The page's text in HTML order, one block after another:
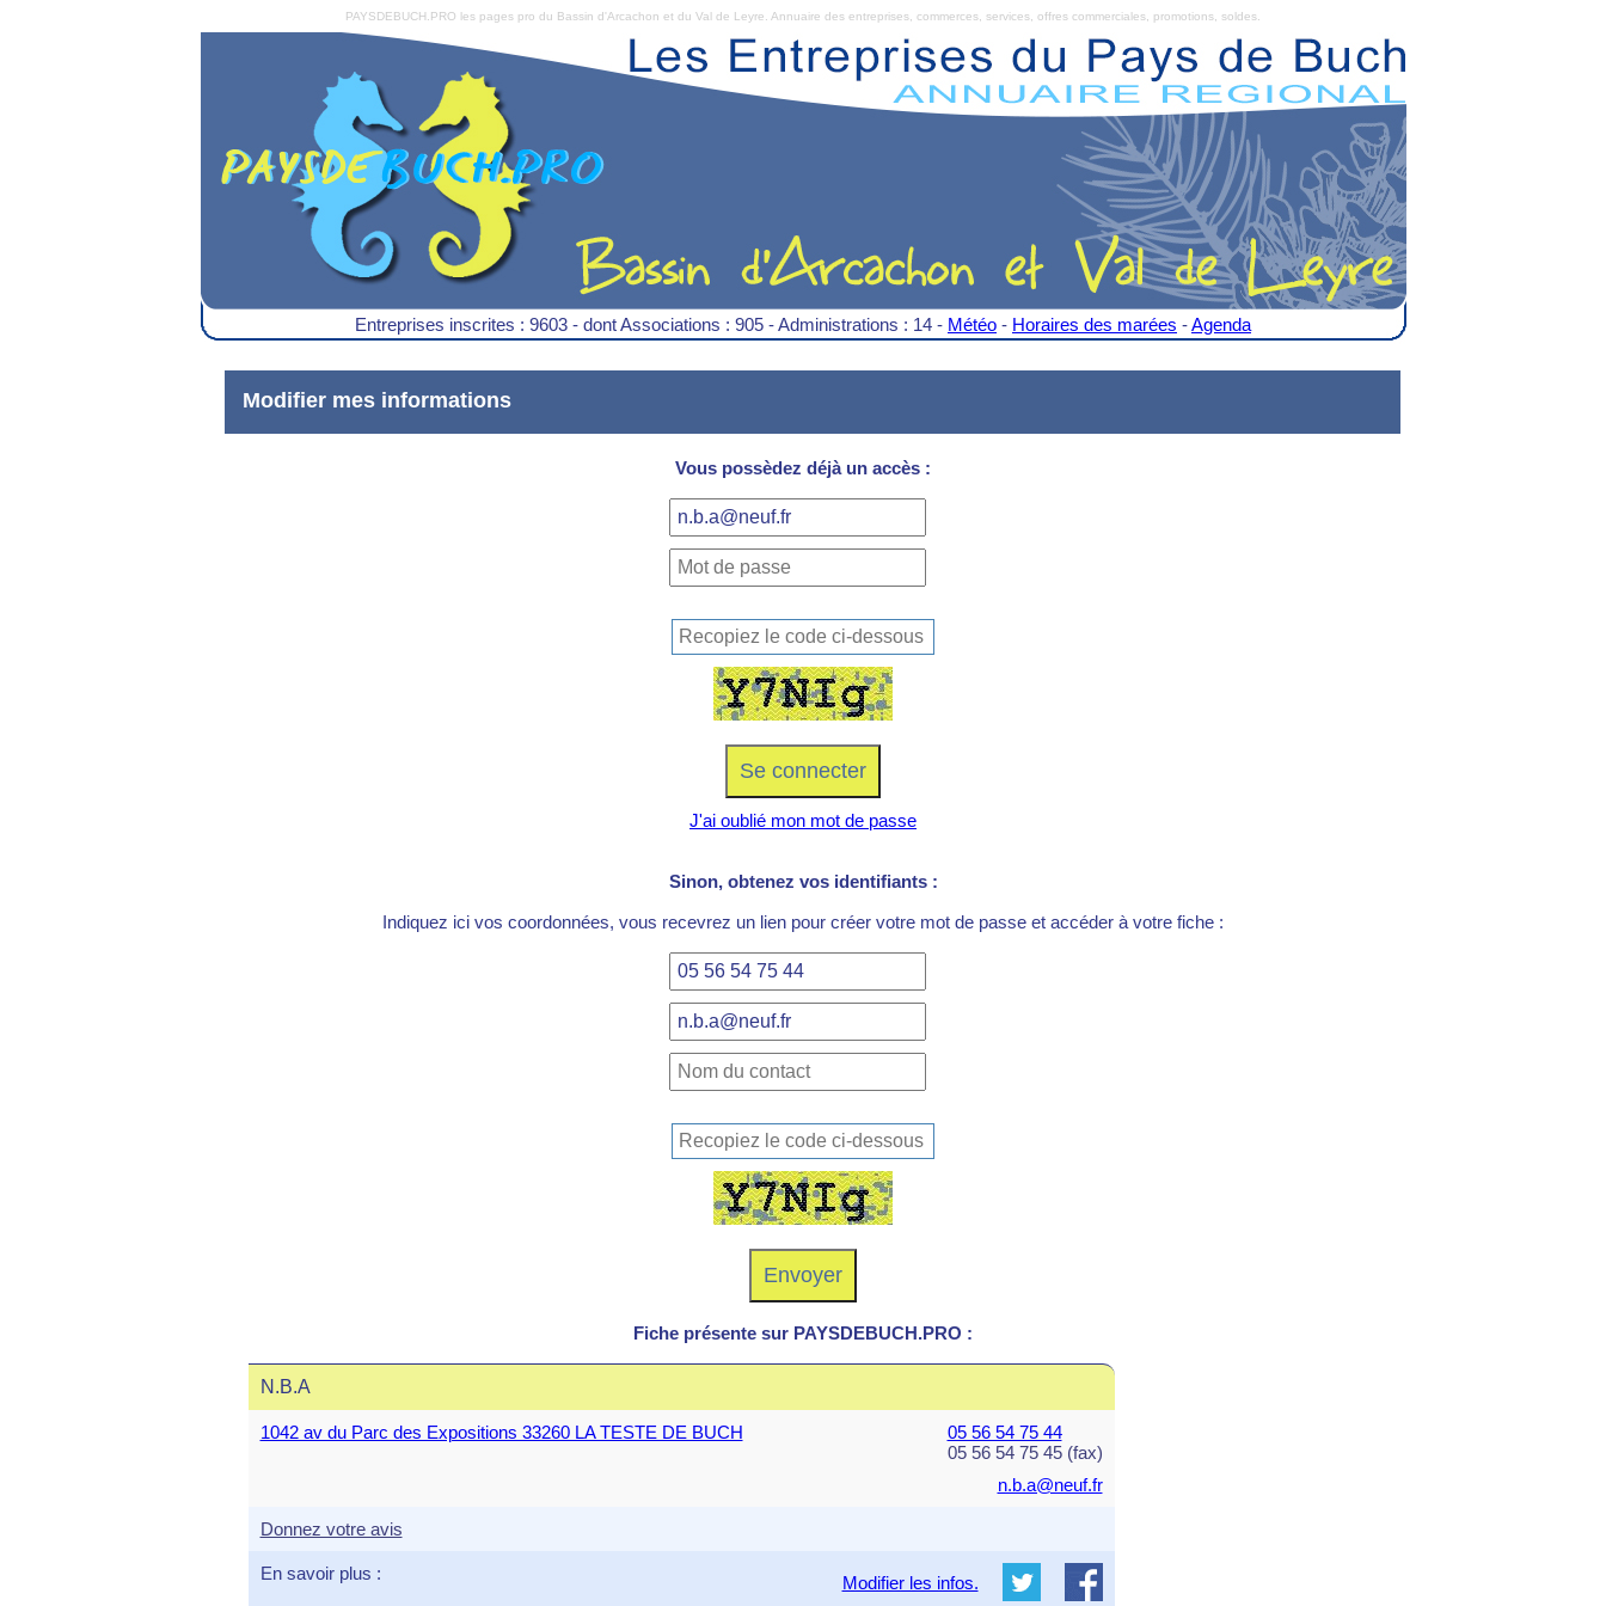
PAYSDEBUCH.PRO les pages pro du Bassin d'Arcachon et du Val de Leyre. Annuaire des entreprises, commerces, services, offres commerciales, promotions, soldes.
Entreprises inscrites : 9603 - dont Associations : 905 - Administrations : 14 - Météo - Horaires des marées -Agenda
Modifier mes informations
Vous possèdez déjà un accès :
J'ai oublié mon mot de passe
Sinon, obtenez vos identifiants :
Indiquez ici vos coordonnées, vous recevrez un lien pour créer votre mot de passe et accéder à votre fiche :
Fiche présente sur PAYSDEBUCH.PRO :
N.B.A
1042 av du Parc des Expositions 33260 LA TESTE DE BUCH
05 56 54 75 44
05 56 54 75 45 (fax)
n.b.a@neuf.fr
Donnez votre avis
En savoir plus : Modifier les infos.